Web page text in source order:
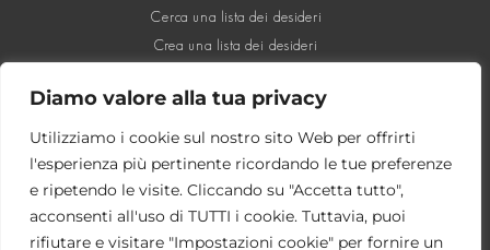
Diamo valore alla tua privacy
Utilizziamo i cookie sul nostro sito Web per offrirti
l'esperienza più pertinente ricordando le tue preferenze
e ripetendo le visite. Cliccando su "Accetta tutto",
acconsenti all'uso di TUTTI i cookie. Tuttavia, puoi
rifiutare e visitare "Impostazioni cookie" per fornire un
Cerca una lista dei desideri
Crea una lista dei desideri
SOCIAL